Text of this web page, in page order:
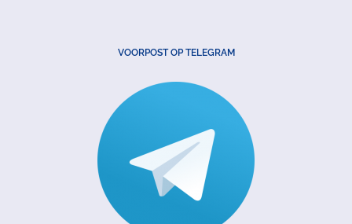
VOORPOST OP TELEGRAM